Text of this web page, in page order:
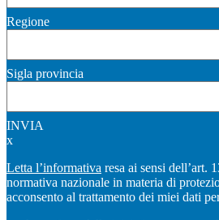
Regione
Sigla provincia
INVIA
x
Letta l’informativa resa ai sensi dell’art.
normativa nazionale in materia di
acconsento al trattamento dei miei dati